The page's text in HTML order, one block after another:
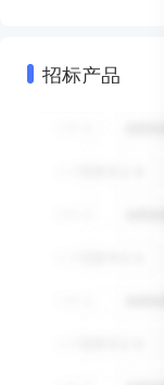
招标产品